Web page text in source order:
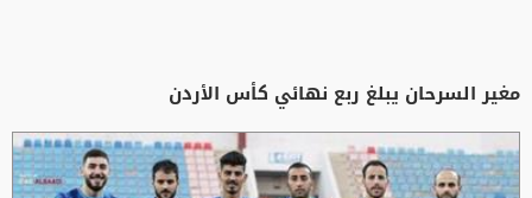
مغير السرحان يبلغ ربع نهائي كأس الأردن